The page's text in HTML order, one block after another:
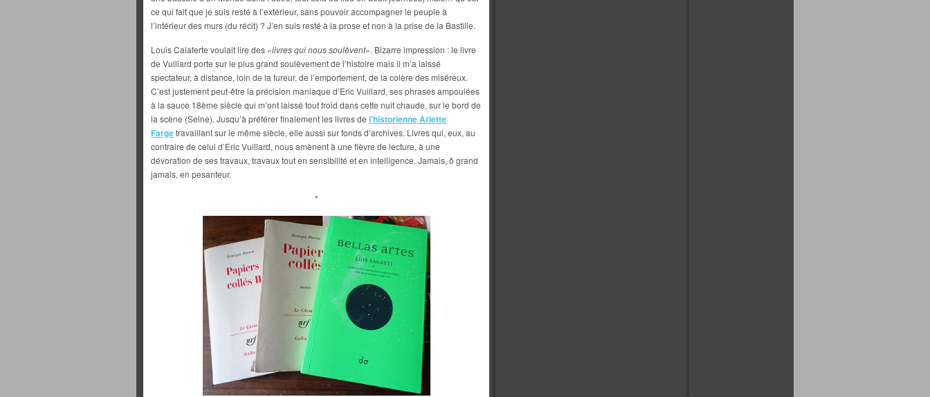
ce qui fait que je suis resté à l’extérieur, sans pouvoir accompagner le peuple à
l’intérieur des murs (du récit) ? J’en suis resté à la prose et non à la prise de la Bastille.
Louis Calaferte voulait lire des «livres qui nous soulèvent». Bizarre impression : le livre
de Vuillard porte sur le plus grand soulèvement de l’histoire mais il m’a laissé
spectateur, à distance, loin de la fureur, de l’emportement, de la colère des miséreux.
C’est justement peut-être la précision maniaque d’Eric Vuillard, ses phrases ampoulées
à la sauce 18ème siècle qui m’ont laissé tout froid dans cette nuit chaude, sur le bord de
la scène (Seine). Jusqu’à préférer finalement les livres de l’historienne Arlette
Fargetravaillant sur le même siècle, elle aussi sur fonds d’archives. Livres qui, eux, au
contraire de celui d’Eric Vuillard, nous amènent à une fièvre de lecture, à une
dévoration de ses travaux, travaux tout en sensibilité et en intelligence. Jamais, ô grand
jamais, en pesanteur.
*